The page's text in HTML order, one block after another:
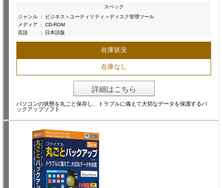
スペック
ジャンル :
ビジネス＞ユーティリティ＞ディスク管理ツール
メディア
:
CD-ROM
言語
: 日本語版
在庫状況
在庫なし
詳細はこちら
パソコンの状態を丸ごと保存し、トラブルに備えて大切なデータを保護するバ
ックアップソフト